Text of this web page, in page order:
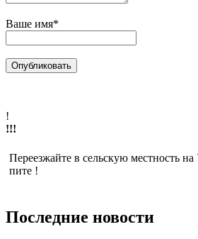
Ваше имя*
!
!!!
Переезжайте в сельскую местность
пите !
Последние новости